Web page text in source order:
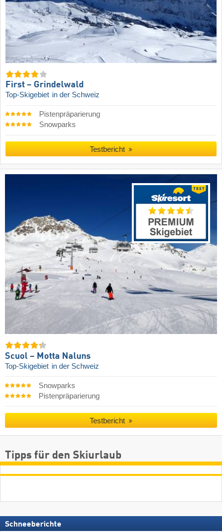
First – Grindelwald
Top-Skigebiet in der Schweiz
Pistenpräparierung
Snowparks
Testbericht
Scuol – Motta Naluns
Top-Skigebiet in der Schweiz
Snowparks
Pistenpräparierung
Testbericht
Tipps für den Skiurlaub
Schneeberichte